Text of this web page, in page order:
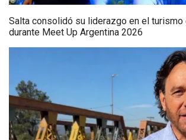
Salta consolidó su liderazgo en el turismo
durante Meet Up Argentina 2026